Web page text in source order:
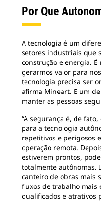
Por Que
A tecnologia é um
setores industriais que
construção e energia.
gerarmos valor para
tecnologia precisa ser
afirma Mineart. E um
manter as pessoas
“A segurança é, de
para a tecnologia
repetitivos e perigosos
operação remota.
estiverem prontos,
totalmente autônomas.
canteiro de obras mais
fluxos de trabalho mais
qualificados e atrativos